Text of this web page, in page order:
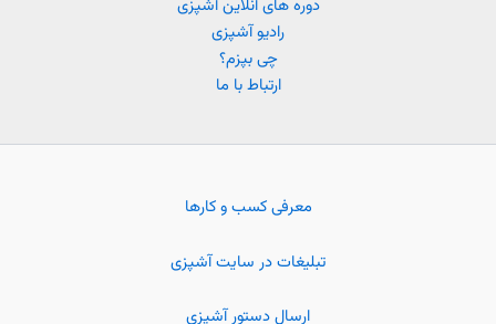
دوره های آنلاین آشپزی
رادیو آشپزی
چی بپزم؟
ارتباط با ما
معرفی کسب و کارها
تبلیغات در سایت آشپزی
ارسال دستور آشپزی